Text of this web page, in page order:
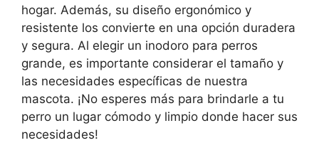
hogar. Además, su diseño ergonómico y
resistente los convierte en una opción duradera
y segura. Al elegir un inodoro para perros
grande, es importante considerar el tamaño y
las necesidades específicas de nuestra
mascota. ¡No esperes más para brindarle a tu
perro un lugar cómodo y limpio donde hacer sus
necesidades!